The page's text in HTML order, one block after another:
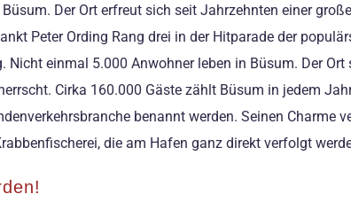
Der Ort erfreut sich seit Jahrzehnten einer
Peter Ording Rang drei in der Hitparade der
einmal 5.000 Anwohner leben in Büsum. Der
Cirka 160.000 Gäste zählt Büsum in jedem
benannt werden. Seinen Charme
die am Hafen ganz direkt verfolgt